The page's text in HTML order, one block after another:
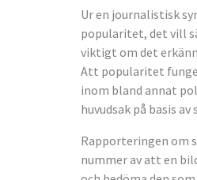
Ur en journalistisk
popularitet, det vill
viktigt om det
Att popularitet
inom bland annat
huvudsak på basis
Rapporteringen om
nummer av att en